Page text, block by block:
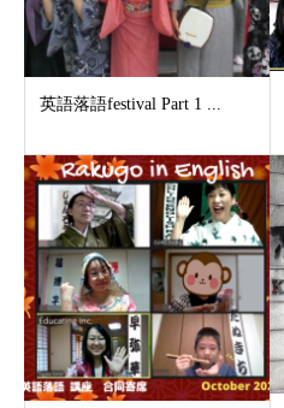
英語落語festival Part 1 ...